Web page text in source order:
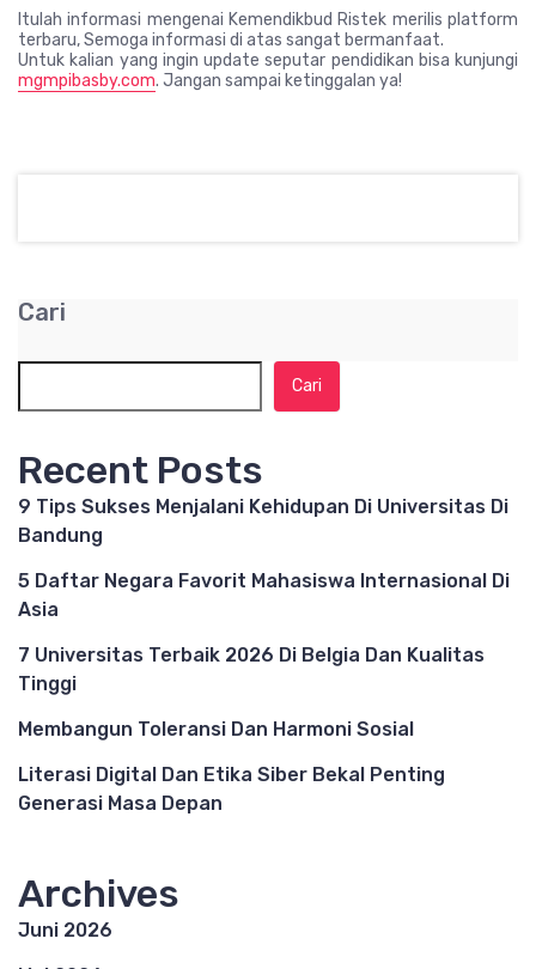
Itulah informasi mengenai Kemendikbud Ristek merilis platform
terbaru, Semoga informasi di atas sangat bermanfaat.
Untuk kalian yang ingin update seputar pendidikan bisa kunjungi
mgmpibasby.com. Jangan sampai ketinggalan ya!
Cari
Cari
Recent Posts
9 Tips Sukses Menjalani Kehidupan Di Universitas Di
Bandung
5 Daftar Negara Favorit Mahasiswa Internasional Di
Asia
7 Universitas Terbaik 2026 Di Belgia Dan Kualitas
Tinggi
Membangun Toleransi Dan Harmoni Sosial
Literasi Digital Dan Etika Siber Bekal Penting
Generasi Masa Depan
Archives
Juni 2026